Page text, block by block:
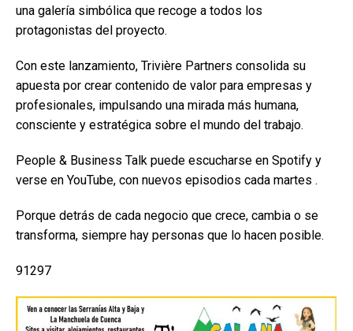
una galería simbólica que recoge a todos los
protagonistas del proyecto.
Con este lanzamiento, Trivière Partners consolida su
apuesta por crear contenido de valor para empresas y
profesionales, impulsando una mirada más humana,
consciente y estratégica sobre el mundo del trabajo.
People & Business Talk puede escucharse en Spotify y
verse en YouTube, con nuevos episodios cada martes .
Porque detrás de cada negocio que crece, cambia o se
transforma, siempre hay personas que lo hacen posible.
91297